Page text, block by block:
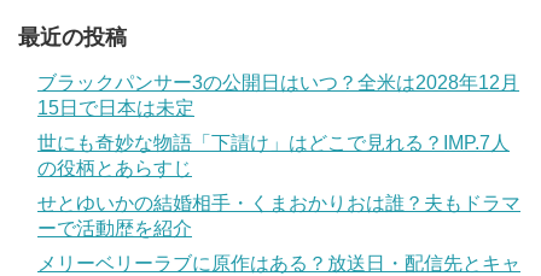
最近の投稿
ブラックパンサー3の公開日はいつ？全米は2028年12月
15日で日本は未定
世にも奇妙な物語「下請け」はどこで見れる？IMP.7人
の役柄とあらすじ
せとゆいかの結婚相手・くまおかりおは誰？夫もドラマ
ーで活動歴を紹介
メリーベリーラブに原作はある？放送日・配信先とキャ